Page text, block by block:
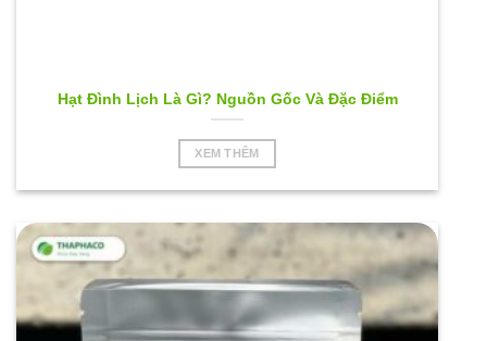
Hạt Đình Lịch Là Gì? Nguồn Gốc Và Đặc Điểm
XEM THÊM